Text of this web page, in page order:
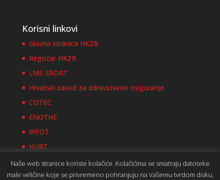
Korisni linkovi
Glavna stranica HKZR
Registar HKZR
LMS SRDRT
Hrvatski zavod za zdravstveno osiguranje
COTEC
ENOTHE
WFOT
HURT
Naše web stranice koriste kolačiće. Kolačićima se smatraju datoteke
male veličine koje se privremeno pohranjuju na Vašemu tvrdom disku,